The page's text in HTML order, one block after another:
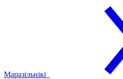
Маразільнікі